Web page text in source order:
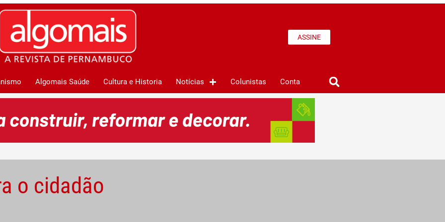
ASSINE
Algomais Saúde Cultura e Historia Notícias Colunistas Conta
o cidadão